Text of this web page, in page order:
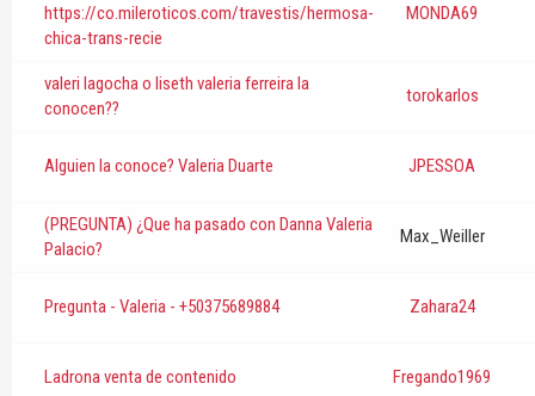
https://co.mileroticos.com/travestis/hermosa-
chica-trans-recie
MONDA69
valeri lagocha o liseth valeria ferreira la
conocen??
torokarlos
Alguien la conoce? Valeria Duarte JPESSOA
(PREGUNTA) ¿Que ha pasado con Danna Valeria
Palacio?
Max_Weiller
Pregunta - Valeria - +50375689884 Zahara24
Ladrona venta de contenido Fregando1969